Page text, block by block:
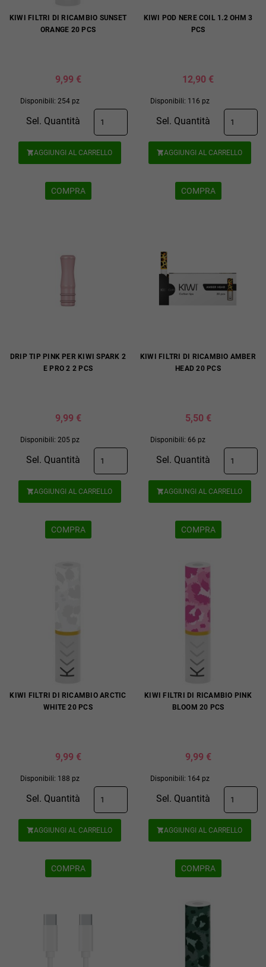
KIWI FILTRI DI RICAMBIO SUNSET
ORANGE 20 PCS
9,99 €
Disponibili: 254 pz
Sel. Quantità
AGGIUNGI AL CARRELLO
COMPRA
KIWI POD NERE COIL 1.2 OHM 3
PCS
12,90 €
Disponibili: 116 pz
Sel. Quantità
AGGIUNGI AL CARRELLO
COMPRA
DRIP TIP PINK PER KIWI SPARK 2
E PRO 2 2 PCS
9,99 €
Disponibili: 205 pz
Sel. Quantità
AGGIUNGI AL CARRELLO
COMPRA
KIWI FILTRI DI RICAMBIO AMBER
HEAD 20 PCS
5,50 €
Disponibili: 66 pz
Sel. Quantità
AGGIUNGI AL CARRELLO
COMPRA
KIWI FILTRI DI RICAMBIO ARCTIC
WHITE 20 PCS
9,99 €
Disponibili: 188 pz
Sel. Quantità
AGGIUNGI AL CARRELLO
COMPRA
KIWI FILTRI DI RICAMBIO PINK
BLOOM 20 PCS
9,99 €
Disponibili: 164 pz
Sel. Quantità
AGGIUNGI AL CARRELLO
COMPRA